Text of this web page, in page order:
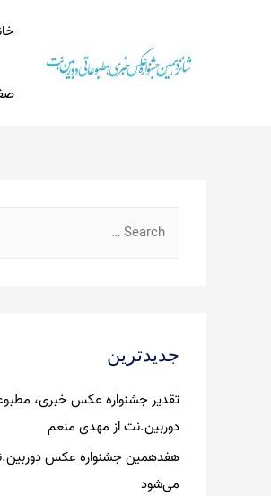
h
o
r
:
جدیدترین
تقدیر جشنواره عکس خبری،
دوربین.نت از مهدی منعم
هفدهمین جشنواره عکس
می‌شود